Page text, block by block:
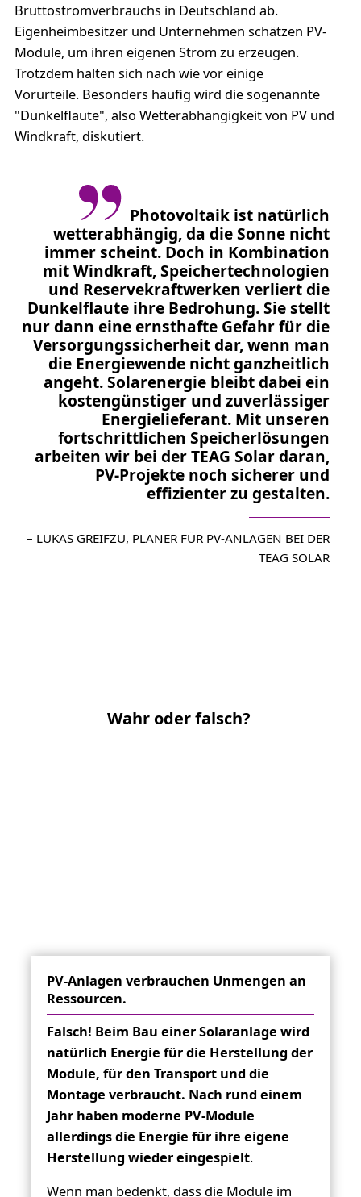
Bruttostromverbrauchs in Deutschland ab.
Eigenheimbesitzer und Unternehmen schätzen PV-
Module, um ihren eigenen Strom zu erzeugen.
Trotzdem halten sich nach wie vor einige
Vorurteile. Besonders häufig wird die sogenannte
"Dunkelflaute", also Wetterabhängigkeit von PV und
Windkraft, diskutiert.
Photovoltaik ist natürlich
wetterabhängig, da die Sonne nicht
immer scheint. Doch in Kombination
mit Windkraft, Speichertechnologien
und Reservekraftwerken verliert die
Dunkelflaute ihre Bedrohung. Sie stellt
nur dann eine ernsthafte Gefahr für die
Versorgungssicherheit dar, wenn man
die Energiewende nicht ganzheitlich
angeht. Solarenergie bleibt dabei ein
kostengünstiger und zuverlässiger
Energielieferant. Mit unseren
fortschrittlichen Speicherlösungen
arbeiten wir bei der TEAG Solar daran,
PV-Projekte noch sicherer und
effizienter zu gestalten.
– LUKAS GREIFZU, PLANER FÜR PV-ANLAGEN BEI DER
TEAG SOLAR
Wahr oder falsch?
PV-Anlagen verbrauchen Unmengen an
Ressourcen.
Falsch! Beim Bau einer Solaranlage wird
natürlich Energie für die Herstellung der
Module, für den Transport und die
Montage verbraucht. Nach rund einem
Jahr haben moderne PV-Module
allerdings die Energie für ihre eigene
Herstellung wieder eingespielt.
Wenn man bedenkt, dass die Module im